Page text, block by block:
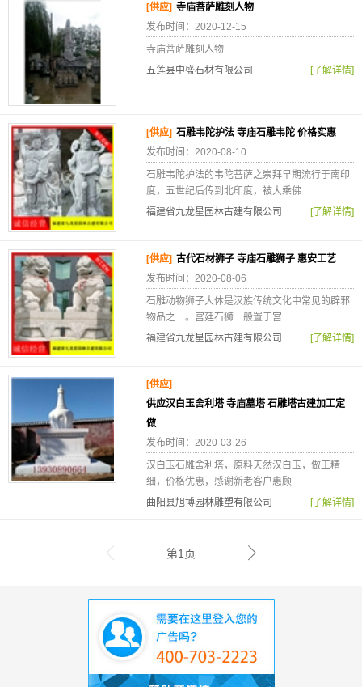
[供应] 寺庙菩萨雕刻人物
发布时间：2020-12-15
寺庙菩萨雕刻人物
五莲县中盛石材有限公司
[了解详情]
[供应] 石雕韦陀护法 寺庙石雕韦陀 价格实惠
发布时间：2020-08-10
石雕韦陀护法的韦陀菩萨之崇拜早期流行于南印
度，五世纪后传到北印度，被大乘佛
福建省九龙星园林古建有限公司
[了解详情]
[供应] 古代石材狮子 寺庙石雕狮子 惠安工艺
发布时间：2020-08-06
石雕动物狮子大体是汉族传统文化中常见的辟邪
物品之一。宫廷石狮一般置于宫
福建省九龙星园林古建有限公司
[了解详情]
[供应]
供应汉白玉舍利塔 寺庙墓塔 石雕塔古建加工定
做
发布时间：2020-03-26
汉白玉石雕舍利塔，原料天然汉白玉，做工精
细，价格优惠，感谢新老客户惠顾
曲阳县旭博园林雕塑有限公司
[了解详情]
第1页